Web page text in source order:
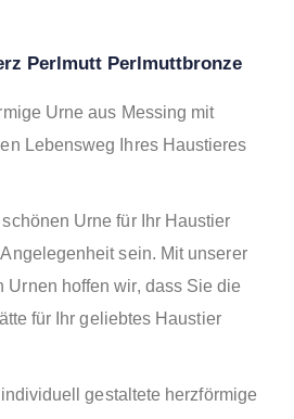
Perlmutt Perlmuttbronze
Urne aus Messing mit
Lebensweg Ihres Haustieres
Urne für Ihr Haustier
sein. Mit unserer
Urnen hoffen wir, dass Sie die
für Ihr geliebtes Haustier
gestaltete herzförmige